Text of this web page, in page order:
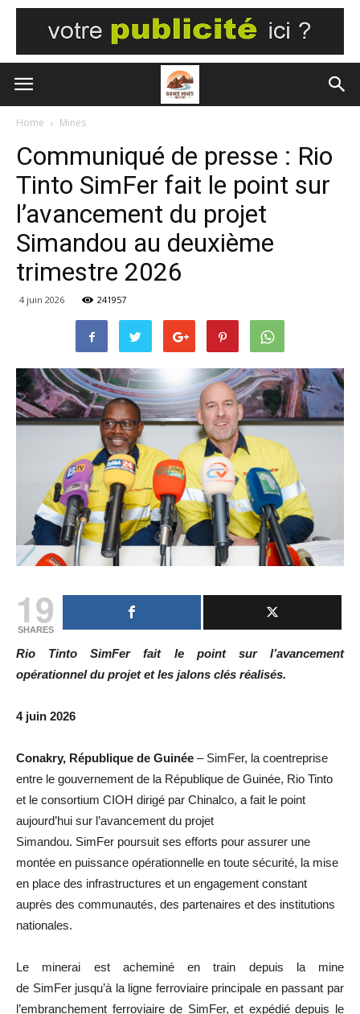
Home Mines
Communiqué de presse : Rio
Tinto SimFer fait le point sur
l’avancement du projet
Simandou au deuxième
trimestre 2026
4 juin 2026 241957
19
SHARES
Rio Tinto SimFer fait le point sur l’avancement
opérationnel du projet et les jalons clés réalisés.
4 juin 2026
Conakry, République de Guinée – SimFer, la coentreprise
entre le gouvernement de la République de Guinée, Rio Tinto
et le consortium CIOH dirigé par Chinalco, a fait le point
aujourd’hui sur l’avancement du projet
Simandou. SimFer poursuit ses efforts pour assurer une
montée en puissance opérationnelle en toute sécurité, la mise
en place des infrastructures et un engagement constant
auprès des communautés, des partenaires et des institutions
nationales.
Le minerai est acheminé en train depuis la mine
de SimFer jusqu’à la ligne ferroviaire principale en passant par
l’embranchement ferroviaire de SimFer, et expédié depuis le